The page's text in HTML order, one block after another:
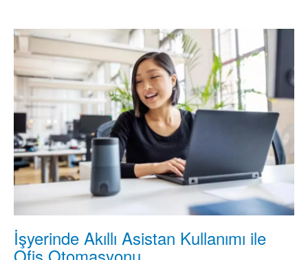
İşyerinde Akıllı Asistan Kullanımı ile